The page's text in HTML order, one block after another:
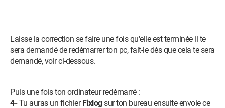
Laisse la correction se faire une fois qu'elle est terminée il te
sera demandé de redémarrer ton pc, fait-le dès que cela te sera
demandé, voir ci-dessous.
Puis une fois ton ordinateur redémarré :
4-Tu auras un fichierFixlogsur ton bureau ensuite envoie ce